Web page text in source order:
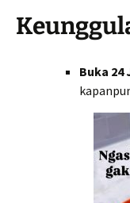
Buka 24